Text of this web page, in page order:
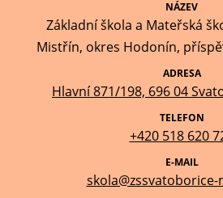
NÁZEV
Základní škola a Mateřská
Mistřín, okres Hodonín,
ADRESA
Hlavní 871/198, 696 04
TELEFON
+420 518 620
E-MAIL